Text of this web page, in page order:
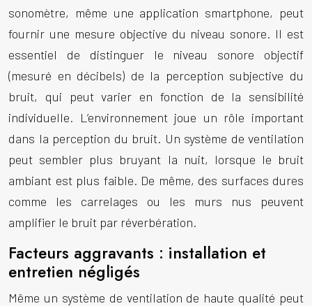
sonomètre, même une application smartphone, peut
fournir une mesure objective du niveau sonore. Il est
essentiel de distinguer le niveau sonore objectif
(mesuré en décibels) de la perception subjective du
bruit, qui peut varier en fonction de la sensibilité
individuelle. L’environnement joue un rôle important
dans la perception du bruit. Un système de ventilation
peut sembler plus bruyant la nuit, lorsque le bruit
ambiant est plus faible. De même, des surfaces dures
comme les carrelages ou les murs nus peuvent
amplifier le bruit par réverbération.
Facteurs aggravants : installation et
entretien négligés
Même un système de ventilation de haute qualité peut